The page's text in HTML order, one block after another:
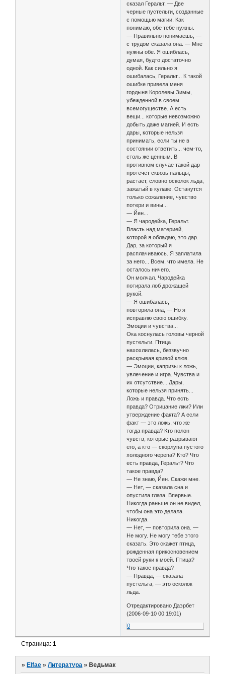
сказал Геральт. — Две
черные пустельги, созданные
с помощью магии. Как
понимаю, обе тебе нужны.
— Правильно понимаешь, —
с трудом сказала она. — Мне
нужны обе. Я ошиблась,
думая, будто достаточно
одной. Как сильно я
ошибалась, Геральт... К такой
ошибке привела меня
гордыня Королевы Зимы,
убежденной в своем
всемогуществе. А есть
вещи... которые невозможно
добыть даже магией. И есть
дары, которые нельзя
принимать, если ты не в
состоянии ответить... чем-то,
столь же ценным. В
противном случае такой дар
протечет сквозь пальцы,
растает, словно осколок льда,
зажатый в кулаке. Останутся
только сожаление, чувство
потери и вины...
— Йен...
— Я чародейка, Геральт.
Власть над материей,
которой я обладаю, это дар.
Дар, за который я
расплачиваюсь. Я заплатила
за него... Всем, что имела. Не
осталось ничего.
Он молчал. Чародейка
потирала лоб дрожащей
рукой.
— Я ошибалась, —
повторила она, — Но я
исправлю свою ошибку.
Эмоции и чувства...
Ока коснулась головы черной
пустельги. Птица
нахохлилась, беззвучно
раскрывая кривой клюв.
— Эмоции, капризы к ложь,
увлечение и игра. Чувства и
их отсутствие... Дары,
которые нельзя принять...
Ложь и правда. Что есть
правда? Отрицание лжи? Или
утверждение факта? А если
факт — это ложь, что же
тогда правда? Кто полон
чувств, которые разрывают
его, а кто — скорлупа пустого
холодного черепа? Кто? Что
есть правда, Геральт? Что
такое правда?
— Не знаю, Йен. Скажи мне.
— Нет, — сказала сна и
опустила глаза. Впервые.
Никогда раньше он не видел,
чтобы она это делала.
Никогда.
— Нет, — повторила она. —
Не могу. Не могу тебе этого
сказать. Это скажет птица,
рожденная прикосновением
твоей руки к моей. Птица?
Что такое правда?
— Правда, — сказала
пустельга, — это осколок
льда.
Отредактировано Даэрбет
(2006-09-10 00:19:01)
0
Страница:1
»Elfae »Литература »Ведьмак